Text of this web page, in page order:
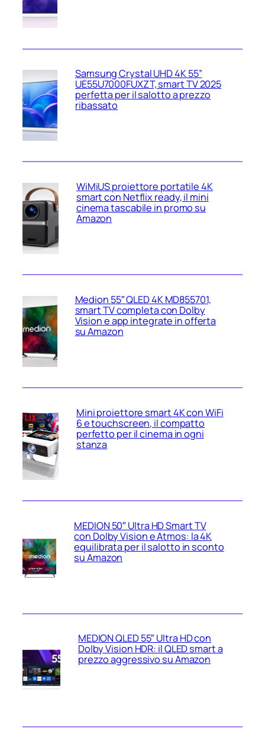
Samsung Crystal UHD 4K 55”
UE55U7000FUXZT, smart TV 2025
perfetta per il salotto a prezzo
ribassato
WiMiUS proiettore portatile 4K
smart con Netflix ready, il mini
cinema tascabile in promo su
Amazon
Medion 55″ QLED 4K MD855701,
smart TV completa con Dolby
Vision e app integrate in offerta
su Amazon
Mini proiettore smart 4K con WiFi
6 e touchscreen, il compatto
perfetto per il cinema in ogni
stanza
MEDION 50″ Ultra HD Smart TV
con Dolby Vision e Atmos: la 4K
equilibrata per il salotto in sconto
su Amazon
MEDION QLED 55″ Ultra HD con
Dolby Vision HDR: il QLED smart a
prezzo aggressivo su Amazon